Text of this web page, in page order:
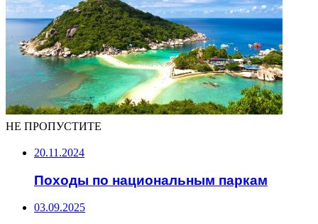
НЕ ПРОПУСТИТЕ
20.11.2024
Походы по национальным паркам
03.09.2025